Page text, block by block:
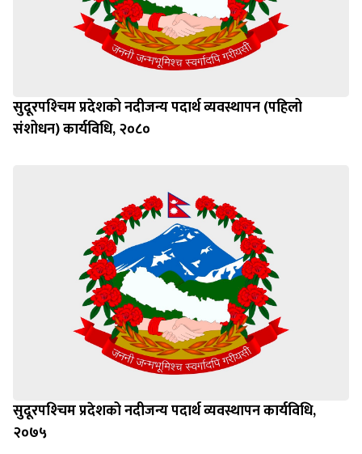
सुदूरपश्‍चिम प्रदेशको नदीजन्य पदार्थ व्यवस्थापन (पहिलो
संशोधन) कार्यविधि, २०८०
सुदूरपश्‍चिम प्रदेशको नदीजन्य पदार्थ व्यवस्थापन कार्यविधि,
२०७५